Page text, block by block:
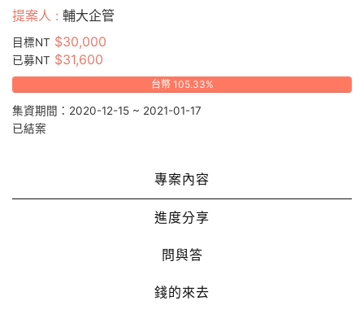
提案人 : 輔大企管
目標NT $30,000
已募NT $31,600
台幣 105.33%
集資期間：2020-12-15 ~ 2021-01-17
已結案
專案內容
進度分享
問與答
錢的來去